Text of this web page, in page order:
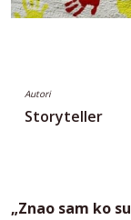
Autori
Storyteller
„Znao sam ko